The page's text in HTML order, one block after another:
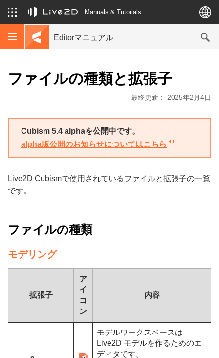
Manuals & Tutorials
Editorマニュアル
ファイルの種類と拡張子
最終更新： 2025年2月4日
Cubism 5.4 alphaを公開中です。
alpha版公開のお知らせについてはこちら
Live2D Cubismで使用されているファイルと拡張子の一覧
です。
ファイルの種類
モデリング
拡張子
ア
イ
コ
ン
内容
モデルワークスペースは
Live2D モデルを作るためのエ
ディタです。